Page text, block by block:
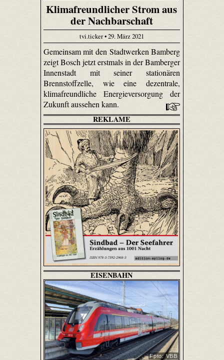
Klimafreundlicher Strom aus
der Nachbarschaft
tvi.ticker • 29. März 2021
Gemeinsam mit den Stadtwerken Bamberg
zeigt Bosch jetzt erstmals in der Bamberger
Innenstadt mit seiner stationären
Brennstoffzelle, wie eine dezentrale,
klimafreundliche Energieversorgung der
Zukunft aussehen kann.
REKLAME
EISENBAHN
Fpto: VBB